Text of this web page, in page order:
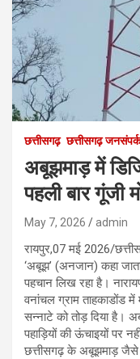
छत्तीसगढ़ छत्तीसगढ़ जनसंपर्क
अबूझमाड़ में
पहली बार गूंजी
May 7, 2026 admin
रायपुर,07 मई 2026/
‘अबूझ’ (अनजान) कहा
पहचान लिख रहा है।
वनांचल ग्राम ताहकाडोंड में
सन्नाटे को तोड़ दिया है।
पहाड़ियों की ऊंचाइयों पर
छत्तीसगढ़ के अबूझमाड़ जैसे